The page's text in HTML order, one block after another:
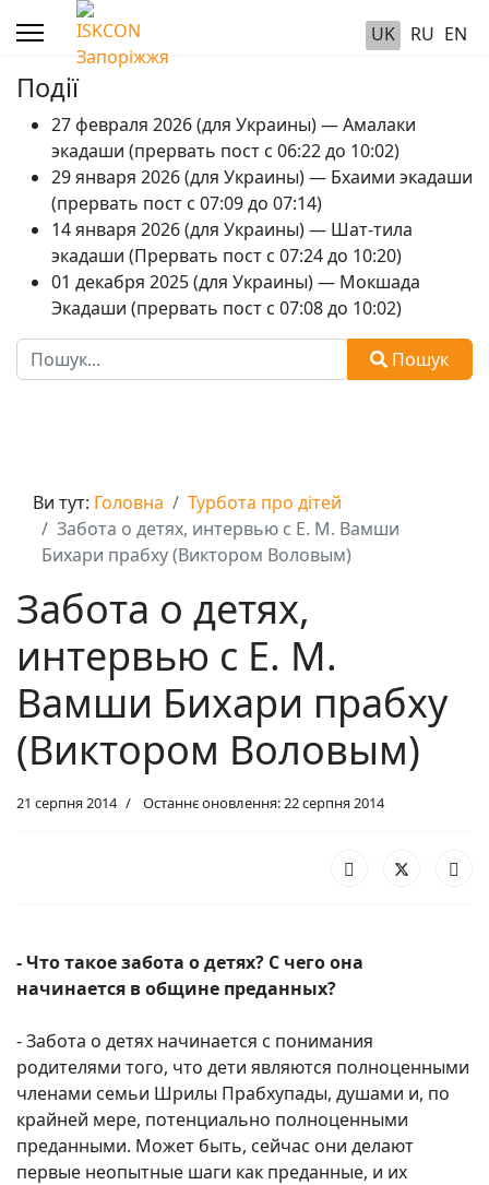
UK RU EN
Події
27 февраля 2026 (для Украины) — Амалаки
экадаши (прервать пост с 06:22 до 10:02)
29 января 2026 (для Украины) — Бхаими экадаши
(прервать пост с 07:09 до 07:14)
14 января 2026 (для Украины) — Шат-тила
экадаши (Прервать пост с 07:24 до 10:20)
01 декабря 2025 (для Украины) — Мокшада
Экадаши (прервать пост с 07:08 до 10:02)
Пошук
Пошук
Ви тут: Головна
Турбота про дітей
Забота о детях, интервью с Е. М. Вамши
Бихари прабху (Виктором Воловым)
Забота о детях,
интервью с Е. М.
Вамши Бихари прабху
(Виктором Воловым)
21 серпня 2014 Останнє оновлення: 22 серпня 2014
- Что такое забота о детях? С чего она
начинается в общине преданных?
- Забота о детях начинается с понимания
родителями того, что дети являются полноценными
членами семьи Шрилы Прабхупады, душами и, по
крайней мере, потенциально полноценными
преданными. Может быть, сейчас они делают
первые неопытные шаги как преданные, и их